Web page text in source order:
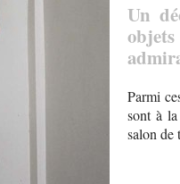
Un
Parmi
sont à
salon de